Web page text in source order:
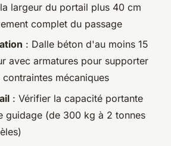
largeur du portail plus 40 cm
complet du passage
: Dalle béton d'au moins 15
avec armatures pour supporter
mécaniques
: Vérifier la capacité portante
guidage (de 300 kg à 2 tonnes